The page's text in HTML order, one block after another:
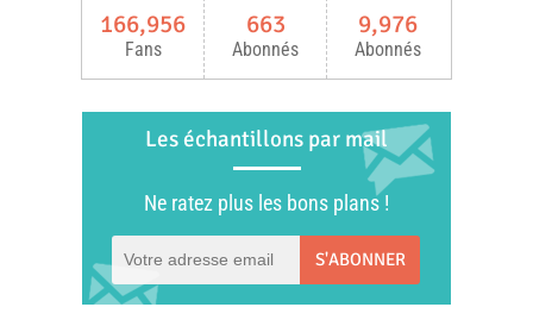
166,956
Fans
663
Abonnés
9,976
Abonnés
Les échantillons par mail
Ne ratez plus les bons plans !
S'ABONNER